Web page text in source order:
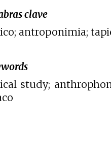
clave
antroponimia;
study;